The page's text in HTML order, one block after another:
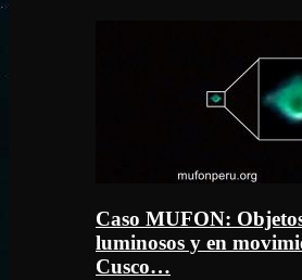
Caso MUFON:
luminosos y en
Cusco…